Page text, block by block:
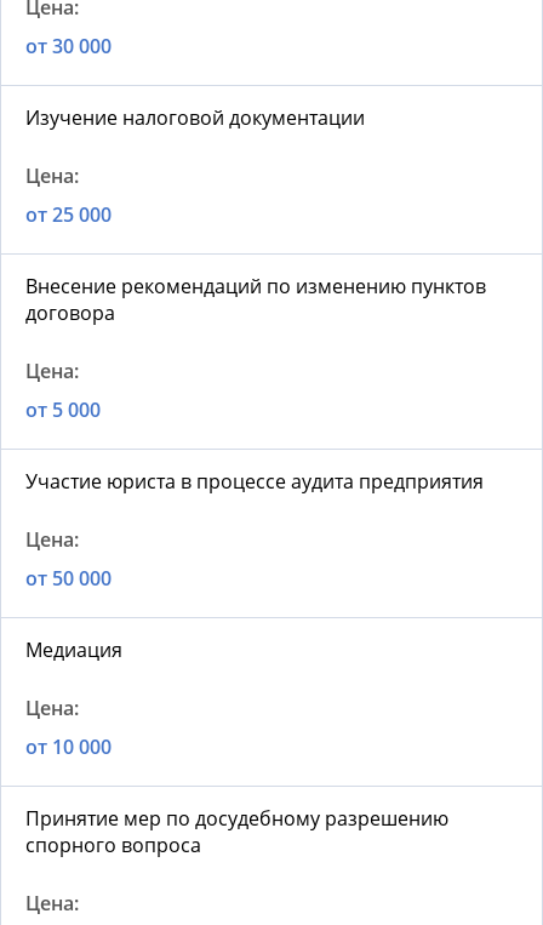
от 30 000
Изучение налоговой документации
от 25 000
Внесение рекомендаций по изменению пунктов
договора
от 5 000
Участие юриста в процессе аудита предприятия
от 50 000
Медиация
от 10 000
Принятие мер по досудебному разрешению
спорного вопроса